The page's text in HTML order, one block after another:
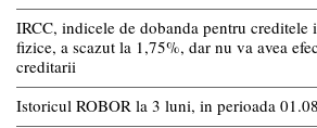
IRCC, indicele de dobanda pentru creditele
fizice, a scazut la 1,75%, dar nu va avea
creditarii
Istoricul ROBOR la 3 luni, in perioada